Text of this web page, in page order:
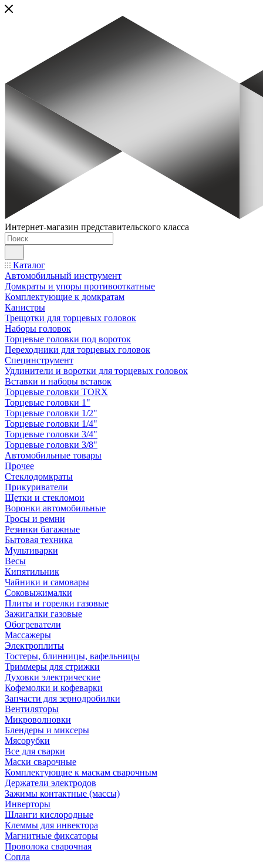
Интернет-магазин представительского класса
Каталог
Автомобильный инструмент
Домкраты и упоры противооткатные
Комплектующие к домкратам
Канистры
Трещотки для торцевых головок
Наборы головок
Торцевые головки под вороток
Переходники для торцевых головок
Специнструмент
Удлинители и воротки для торцевых головок
Вставки и наборы вставок
Торцевые головки TORX
Торцевые головки 1"
Торцевые головки 1/2"
Торцевые головки 1/4"
Торцевые головки 3/4"
Торцевые головки 3/8"
Автомобильные товары
Прочее
Стеклодомкраты
Прикуриватели
Щетки и стекломои
Воронки автомобильные
Тросы и ремни
Резинки багажные
Бытовая техника
Мультиварки
Весы
Кипятильник
Чайники и самовары
Соковыжималки
Плиты и горелки газовые
Зажигалки газовые
Обогреватели
Массажеры
Электроплиты
Тостеры, блинницы, вафельницы
Триммеры для стрижки
Духовки электрические
Кофемолки и кофеварки
Запчасти для зернодробилки
Вентиляторы
Микроволновки
Блендеры и миксеры
Мясорубки
Все для сварки
Маски сварочные
Комплектующие к маскам сварочным
Держатели электродов
Зажимы контактные (массы)
Инверторы
Шланги кислородные
Клеммы для инвектора
Магнитные фиксаторы
Проволока сварочная
Сопла